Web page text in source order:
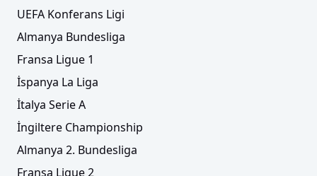
UEFA Konferans Ligi
Almanya Bundesliga
Fransa Ligue 1
İspanya La Liga
İtalya Serie A
İngiltere Championship
Almanya 2. Bundesliga
Fransa Ligue 2